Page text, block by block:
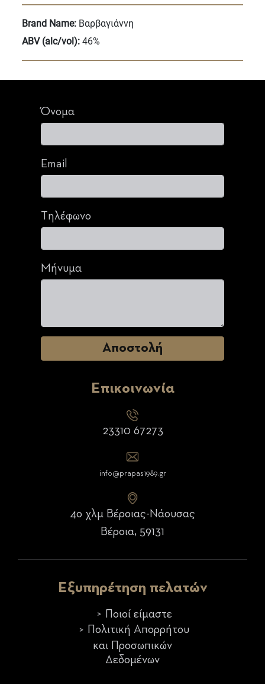
Brand Name: Βαρβαγιάννη
ABV (alc/vol):46%
Όνομα
Email
Τηλέφωνο
Μήνυμα
Επικοινωνία
23310 67273
info@prapas1989.gr
4ο χλμ Βέροιας-Νάουσας
Βέροια, 59131
Εξυπηρέτηση πελατών
Ποιοί είμαστε
Πολιτική Απορρήτου
και Προσωπικών
Δεδομένων